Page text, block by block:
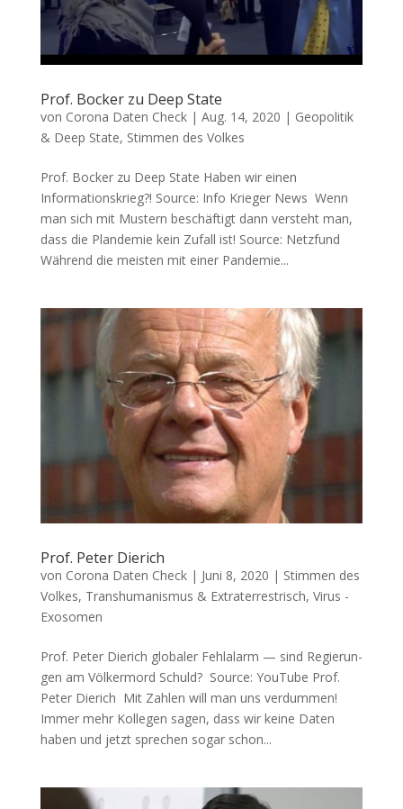
Prof. Bocker zu Deep State
von Corona Daten Check| Aug. 14, 2020 | Geopolitik
& Deep State, Stimmen des Volkes
Prof. Bocker zu Deep State Haben wir einen
Informationskrieg?! Source: Info Krie­ger News Wenn
man sich mit Mus­tern beschäftigt dann ver­steht man,
dass die Plan­de­mie kein Zufall ist! Source: Netz­fund
Wäh­rend die meis­ten mit einer Pan­de­mie...
Prof. Peter Dierich
von Corona Daten Check| Juni 8, 2020 | Stimmen des
Volkes, Transhumanismus & Extraterrestrisch, Virus -
Exosomen
Prof. Peter Dierich glo­ba­ler Fehl­alarm — sind Regie­run­
gen am Völ­ker­mord Schuld? Source: You­Tube Prof.
Peter Dierich Mit Zah­len will man uns verdummen!
Immer mehr Kol­le­gen sagen, dass wir kei­ne Daten
haben und jetzt spre­chen sogar schon...